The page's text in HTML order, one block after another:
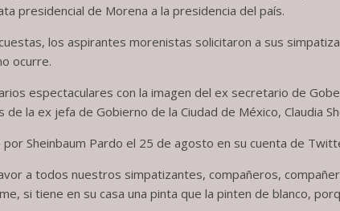
presidencial de Morena a la presidencia del país.
los aspirantes morenistas solicitaron a sus
ocurre.
espectaculares con la imagen del ex secretario de
la ex jefa de Gobierno de la Ciudad de México, Claudia
por Sheinbaum Pardo el 25 de agosto en su cuenta de
a todos nuestros simpatizantes, compañeros,
si tiene en su casa una pinta que la pinten de blanco,